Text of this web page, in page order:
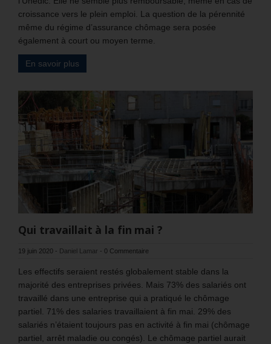
croissance vers le plein emploi. La question de la pérennité
même du régime d’assurance chômage sera posée
également à court ou moyen terme.
En savoir plus
Qui travaillait à la fin mai ?
19 juin 2020 - Daniel Lamar - 0 Commentaire
Les effectifs seraient restés globalement stable dans la
majorité des entreprises privées. Mais 73% des salariés ont
travaillé dans une entreprise qui a pratiqué le chômage
partiel. 71% des salaries travaillaient à fin mai. 29% des
salariés n’étaient toujours pas en activité à fin mai (chômage
partiel, arrêt maladie ou congés). Le chômage partiel aurait